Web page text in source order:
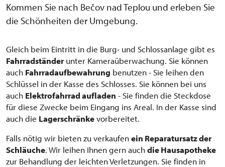
Kommen Sie nach Bečov nad Teplou und erleben Sie
die Schönheiten der Umgebung.
Gleich beim Eintritt in die Burg- und Schlossanlage gibt es
Fahrradständerunter Kameraüberwachung. Sie können
auch Fahrradaufbewahrung benutzen - Sie leihen den
Schlüssel in der Kasse des Schlosses. Sie können bei uns
auch Elektrofahrrad aufladen - Sie finden die Steckdose
für diese Zwecke beim Eingang ins Areal. In der Kasse sind
auch die Lagerschränkevorbereitet.
Falls nötig wir bieten zu verkaufenein Reparatursatz der
Schläuche. Wir leihen Ihnen gern auchdie Hausapotheke
zur Behandlung der leichten Verletzungen. Sie finden in